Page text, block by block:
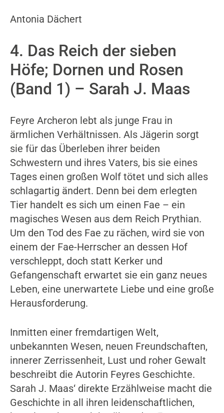
Antonia Dächert
4. Das Reich der sieben
Höfe; Dornen und Rosen
(Band 1) – Sarah J. Maas
Feyre Archeron lebt als junge Frau in
ärmlichen Verhältnissen. Als Jägerin sorgt
sie für das Überleben ihrer beiden
Schwestern und ihres Vaters, bis sie eines
Tages einen großen Wolf tötet und sich alles
schlagartig ändert. Denn bei dem erlegten
Tier handelt es sich um einen Fae – ein
magisches Wesen aus dem Reich Prythian.
Um den Tod des Fae zu rächen, wird sie von
einem der Fae-Herrscher an dessen Hof
verschleppt, doch statt Kerker und
Gefangenschaft erwartet sie ein ganz neues
Leben, eine unerwartete Liebe und eine große
Herausforderung.
Inmitten einer fremdartigen Welt,
unbekannten Wesen, neuen Freundschaften,
innerer Zerrissenheit, Lust und roher Gewalt
beschreibt die Autorin Feyres Geschichte.
Sarah J. Maas‘ direkte Erzählweise macht die
Geschichte in all ihren leidenschaftlichen,